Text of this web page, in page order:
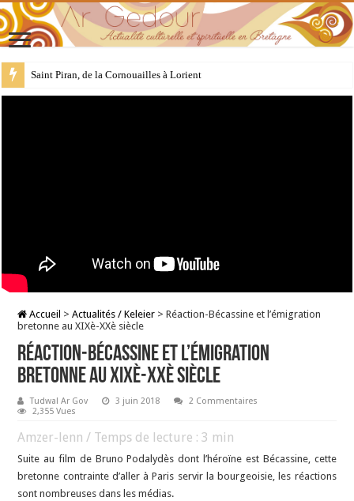
28 juillet : Saint Samson de Dol, père de la Bretagne chrétienne
Accueil > Actualités / Keleier > Réaction-Bécassine et l’émigration
bretonne au XIXè-XXè siècle
Réaction-Bécassine et l’émigration
bretonne au XIXè-XXè siècle
Tudwal Ar Gov 3 juin 2018
2 Commentaires
2,355 Vues
Amzer-lenn / Temps de lecture :3 min
Suite au film de Bruno Podalydès dont l’héroïne est Bécassine, cette
bretonne contrainte d’aller à Paris servir la bourgeoisie, les réactions
sont nombreuses dans les médias.